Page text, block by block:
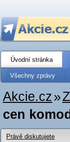
Úvodní stránka
Všechny zprávy
Akcie.cz»
cen
Právě diskutujete